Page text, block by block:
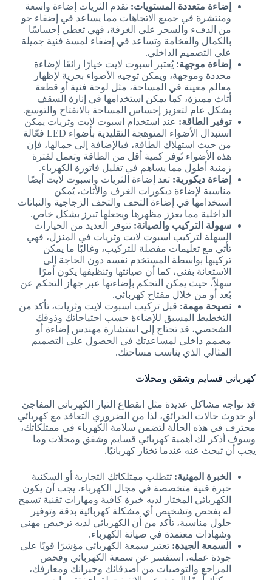
إضاءة متعددة المستويات: تقدم الثريات إضاءة واسعة
ومنتشرة في جميع الاتجاهات مما يساعد في إضفاء جو
من الدفء والسحر على الغرفة، فهي تعطي إحساسًا
بالكمال والفخامة وتساعد في إضفاء لمسة فنية جميلة
على التصميم الداخلي.
إضاءة موجهة:يُعتبر اسبوت لايت خيارًا رائعًا لإضاءة
محددة وموجهة، ويمكن توجيه الأضواء بحرية لإظهار
معالم معينة في المساحة، مثل لوحة فنية أو قطعة
أثاث مميزة، كما يمكن استخدامها في إنارة السقف
بشكل عام لتعزيز إحساس المساحة بالانفتاح والتوسع.
توفير الطاقة: عند استخدام اسبوت لايت وثريات يمكن
استبدال الأضواء المتوهجة التقليدية بأضواء LED فعّالة
من حيث استهلاك الطاقة، فبالإضافة إلى جمالها، فإن
هذه الأضواء تُوفر كمية أقل من الطاقة وتعمل لفترة
زمنية أطول مما يساهم في تقليل فاتورة الكهرباء.
إضاءة ديكورية: تعد إضاءة الثريات واسبوت لايت أيضًا
مناسبة لإضاءة ديكورات الغرف والأثاث، يُمكن
استخدامها في إضاءة التحف والتحف الزجاجية والنباتات
الداخلية مما يعزز مظهرها ويجعلها تبرز بشكل خاص.
سهولة التركيب والصيانة: تتوفر العديد من الخيارات
السهلة لتركيب اسبوت لايت وثريات في المنزل، فهي
تأتي مع تعليمات مفصلة للتركيب، وغالبًا ما يمكن
تركيبها بواسطة المستخدم نفسه دون الحاجة إلى
الاستعانة بفني، كما أن صيانتها وتنظيفها يكون أمرًا
سهلاً، حيث يمكن التحكم بإضاءتها عبر جهاز التحكم عن
بُعد أو من خلال مفتاح كهربائي.
نصيحة مهمة: قبل تركيب اسبوت لايت وثريات، تأكد من
التخطيط المسبق للإضاءة حسب احتياجاتك وذوقك
الشخصي، قد تحتاج إلى استشارة مهندس إضاءة أو
مصمم داخلي لمساعدتك في الحصول على التصميم
المثالي الذي يناسب مساحتك.
كهربائي قسايم وشقق ومحلات
قد تواجه مشاكل عديدة مثل انقطاع التيار الكهربائي المفاجئ
أو حدوث حالات الحرائق، لذا من الضروري التعاقد مع كهربائي
محترف في هذه الحالة لتضمن سلامة الكهرباء في ممتلكاتك،
وسوف أذكر لك أهمية كهربائي قسايم وشقق ومحلات وما
يجب أن تبحث عنه عندما تختار كهربائيًا.
الخبرة المهنية: تتطلب ممتلكاتك التجارية أو السكنية
خبرة فنية متخصصة في مجال الكهرباء، يجب أن يكون
الكهربائي المختار لديه خبرة كافية ومهارات تقنية تسمح
له بفحص وتشخيص أي مشكلة كهربائية بدقة وتوفير
حلول مناسبة، تأكد من أن الكهربائي لديه ترخيص مهني
وشهادات معتمدة في صيانة الكهرباء.
السمعة الجيدة: تعتبر سمعة الكهربائي مؤشرًا قويًا على
جودة عمله، استفسر عن سمعة الكهربائي وفحص
المراجع والتوصيات من أصدقائك وجيرانك ومعارفك،